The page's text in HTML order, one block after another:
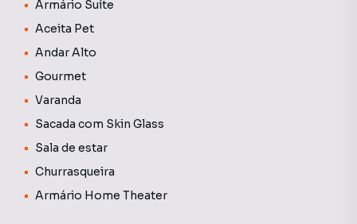
Armário Suíte
Aceita Pet
Andar Alto
Gourmet
Varanda
Sacada com Skin Glass
Sala de estar
Churrasqueira
Armário Home Theater